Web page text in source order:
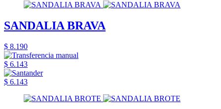
SANDALIA BRAVA
$ 8.190
$ 6.143
$ 6.143